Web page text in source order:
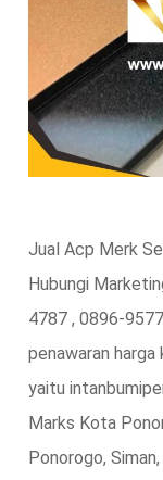
Jual Acp Merk
Hubungi
4787 , 0896-
penawaran harga
yaitu
Marks Kota
Ponorogo,